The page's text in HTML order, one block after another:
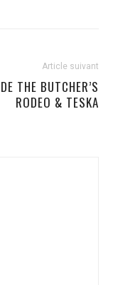
Article suivant
THE BUTCHER’S
RODEO & TESKA